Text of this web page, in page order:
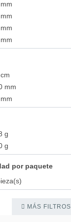
mm
g
g
por paquete
MÁS FILTROS